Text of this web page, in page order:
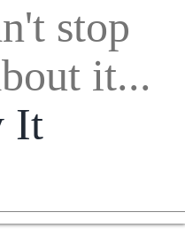
stop
it...
It